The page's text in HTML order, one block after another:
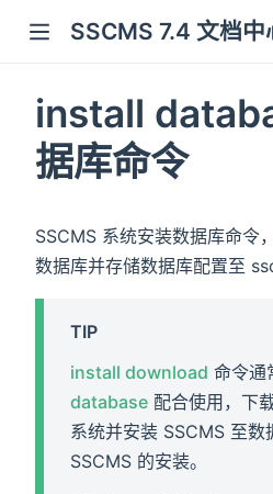
SSCMS 7.4 文档中
install
据库命令
SSCMS 系统安装数据库命令
数据库并存储数据库配置至
TIP
install download 命令通
database 配合使用，下
系统并安装 SSCMS 至数
SSCMS 的安装。